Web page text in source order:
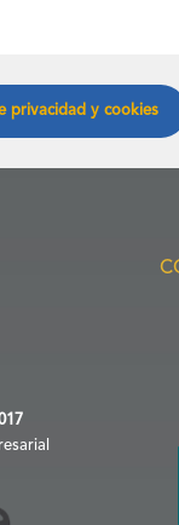
privacidad y cookies